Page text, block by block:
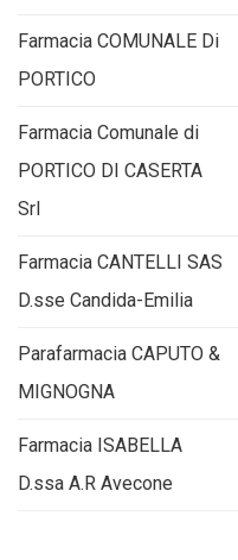
Farmacia COMUNALE Di
PORTICO
Farmacia Comunale di
PORTICO DI CASERTA
Srl
Farmacia CANTELLI SAS
D.sse Candida-Emilia
Parafarmacia CAPUTO &
MIGNOGNA
Farmacia ISABELLA
D.ssa A.R Avecone